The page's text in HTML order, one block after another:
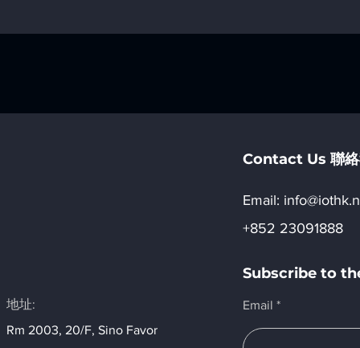
地址:
Rm 2003, 20/F, Sino Favor
Contact Us 聯
Email:​
+852 23091888
Subscribe to
Email